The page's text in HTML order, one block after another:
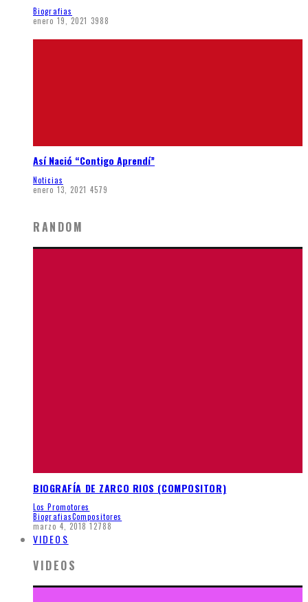
Biografias
enero 19, 2021 3988
Así Nació “Contigo Aprendí”
Noticias
enero 13, 2021 4579
RANDOM
BIOGRAFÍA DE ZARCO RIOS (COMPOSITOR)
Los Promotores
BiografiasCompositores
marzo 4, 2018 12788
VIDEOS
VIDEOS